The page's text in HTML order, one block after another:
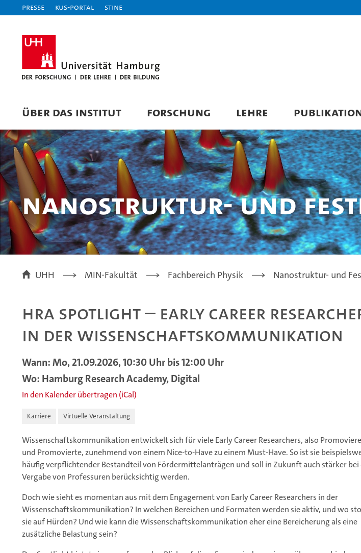
Presse KUS-Portal STiNE
ÜBER DAS INSTITUT FORSCHUNG LEHRE
Nanostruktur- und
UHH MIN-Fakultät Fachbereich Physik Nanostruktur- und
HRA Spotlight – Early Career
in der Wissenschaftskommunikation
Wann: Mo, 21.09.2026, 10:30 Uhr bis 12:00 Uhr
Wo: Hamburg Research Academy, Digital
In den Kalender übertragen (iCal)
Karriere Virtuelle Veranstaltung
Wissenschaftskommunikation entwickelt sich für viele Early Career Researchers, also
und Promovierte, zunehmend von einem Nice-to-Have zu einem Must-Have. So ist sie
häufig verpflichtender Bestandteil von Fördermittelanträgen und soll in Zukunft auch stärker bei
Vergabe von Professuren berücksichtig werden.
Doch wie sieht es momentan aus mit dem Engagement von Early Career Researchers in der
Wissenschaftskommunikation? In welchen Bereichen und Formaten werden sie aktiv, und wo
sie auf Hürden? Und wie kann die Wissenschaftskommunikation eher eine Bereicherung als eine
zusätzliche Belastung sein?